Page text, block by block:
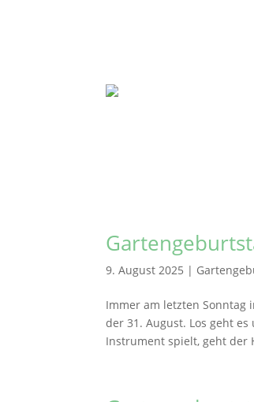
9. August 2025 |
Immer am letzten Sonntag
der 31. August. Los geht
Instrument spielt, geht der